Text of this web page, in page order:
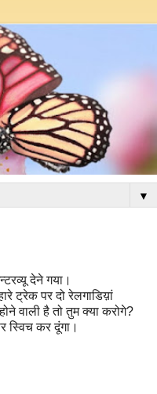
▼
देने गया।
ट्रेक पर दो रेलगाडिय़ां
वाली है तो तुम क्या करोगे?
स्विच कर दूंगा।